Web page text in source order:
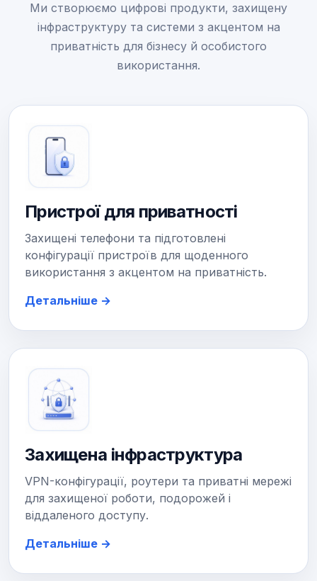
Ми створюємо цифрові продукти, захищену
інфраструктуру та системи з акцентом на
приватність для бізнесу й особистого
використання.
Пристрої для приватності
Захищені телефони та підготовлені
конфігурації пристроїв для щоденного
використання з акцентом на приватність.
Детальніше →
Захищена інфраструктура
VPN-конфігурації, роутери та приватні мережі
для захищеної роботи, подорожей і
віддаленого доступу.
Детальніше →